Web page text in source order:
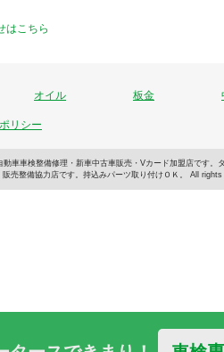
オイル 板金
リシー
車検整備修理・新車中古車販売・Vカード加盟店です
販売整備協力店です。持込みパーツ取り付けＯＫ。 All